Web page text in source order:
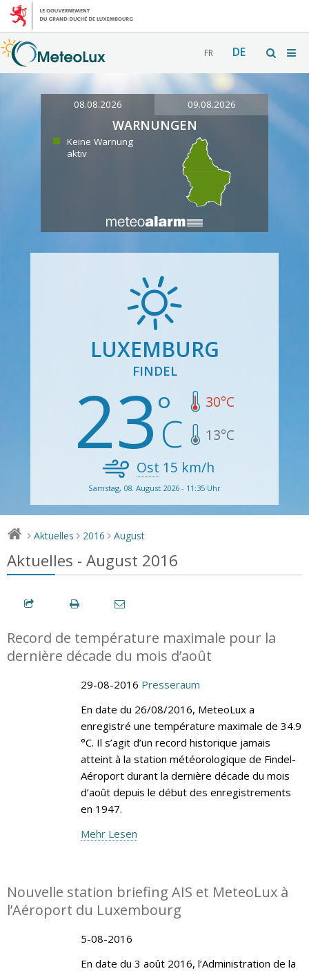
FR DE
08.08.2026 09.08.2026
WARNUNGEN
Keine Warnung
aktiv
LUXEMBURG
FINDEL
23 30°C
13°C
Ost 15 km/h
Samstag, 08. August 2026 - 11:35 Uhr
> Aktuelles > 2016 > August
Aktuelles - August 2016
Record de température maximale pour la
dernière décade du mois d’août
29-08-2016 Presseraum
En date du 26/08/2016, MeteoLux a
enregistré une température maximale de 34.9
°C. Il s’agit d’un record historique jamais
atteint à la station météorologique de Findel-
Aéroport durant la dernière décade du mois
d’août depuis le début des enregistrements
en 1947.
Mehr Lesen
Nouvelle station briefing AIS et MeteoLux à
l’Aéroport du Luxembourg
5-08-2016
En date du 3 août 2016, l’Administration de la